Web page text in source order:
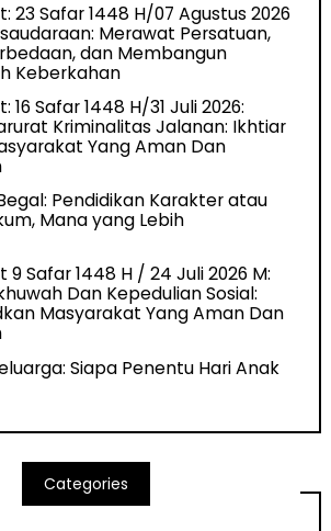
23 Safar 1448 H/07 Agustus 2026
Merawat Persatuan,
dan Membangun
Keberkahan
16 Safar 1448 H/31 Juli 2026:
Kriminalitas Jalanan: Ikhtiar
Yang Aman Dan
Pendidikan Karakter atau
Mana yang Lebih
9 Safar 1448 H / 24 Juli 2026 M:
Dan Kepedulian Sosial:
Masyarakat Yang Aman Dan
Siapa Penentu Hari Anak
Categories